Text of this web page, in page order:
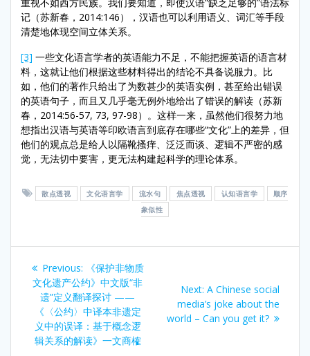
记（苏新春，2014:146），汉语也可以利用语义、词汇等手段
清楚地体现空间立体关系。
[3] 一些文化语言学者的英语能力不足，不能把握英语的语言材
料，这就让他们根据这些材料得出的结论不具备说服力。比
如，他们的著作只给出了为数甚少的英语实例，甚至给出错误
的英语句子，而且又几乎毫无例外地给出了错误的解读（苏新
春，2014:56-57, 73, 97-98）。这样一来，虽然他们很努力地
想指出汉语与英语等印欧语言到底存在哪些“文化”上的差异，但
他们的观点总是给人以隔靴搔痒、泛泛而谈、逻辑不严密的感
觉，无法切中要害，更无法构建起科学的理论体系。
散点透视 文化语言学 流水句 焦点透视 认知语言学
顺序
象似性
Post
navigation
Previous:
Previous
post:
《保护非物质
文化遗产公约》中文版“非
遗”定义翻译探讨 ——
《〈公约〉中译本非遗定
义中的误译：基于概念逻
辑关系的解读》一文商榷
Next: Next
post:
A Chinese social
media’s joke about the
world – Can you get it?